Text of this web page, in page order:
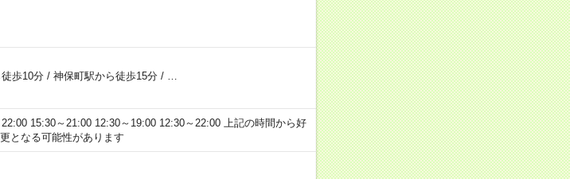
歩10分/ 神保町駅から徒歩15分/
15:30～21:00 12:30～19:00 12:30～22:00 上記の時間から好
となる可能性があります